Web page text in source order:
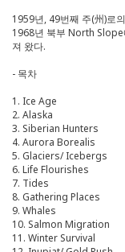
1959년, 49번째 주(州)로
1968년 북부 North Slope
져 왔다.
- 목차
1. Ice Age
2. Alaska
3. Siberian Hunters
4. Aurora Borealis
5. Glaciers/ Icebergs
6. Life Flourishes
7. Tides
8. Gathering Places
9. Whales
10. Salmon Migration
11. Winter Survival